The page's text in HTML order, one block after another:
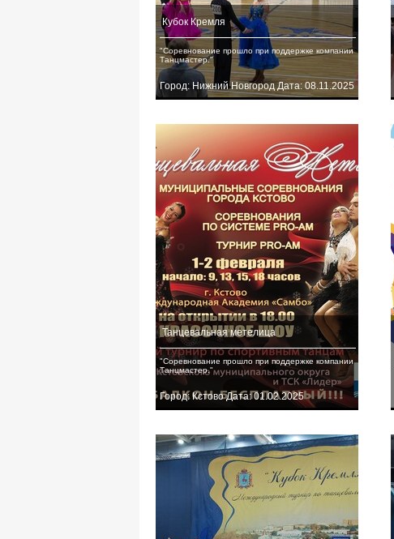
Кубок Кремля
"Соревнование прошло при поддержке компании
Танцмастер."
Город: Нижний Новгород Дата: 08.11.2025
Танцевальная метелица
"Соревнование прошло при поддержке компании
Танцмастер."
Город: Кстово Дата: 01.02.2025